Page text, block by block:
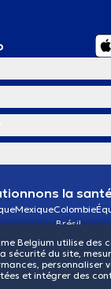
la
MexiqueColombie
Brésil
Belgium utilise des
sécurité du site,
personnaliser
et intégrer des